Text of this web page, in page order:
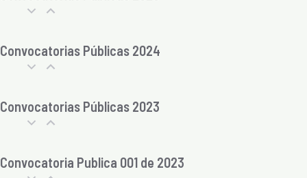
Convocatorias Públicas 2024
Convocatorias Públicas 2023
Convocatoria Publica 001 de 2023